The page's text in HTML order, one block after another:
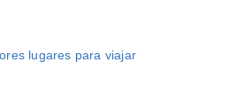
lugares para viajar